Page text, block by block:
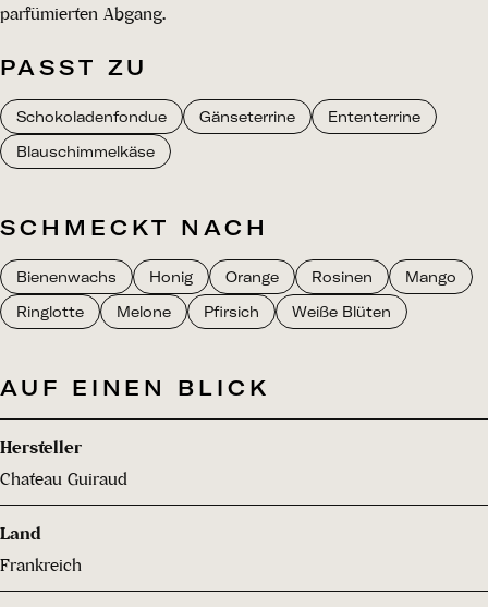
parfümierten Abgang.
PASST ZU
Schokoladenfondue Gänseterrine
Ententerrine
Blauschimmelkäse
SCHMECKT NACH
Bienenwachs Honig Orange Rosinen
Mango
Ringlotte
Melone Pfirsich Weiße Blüten
AUF EINEN BLICK
Hersteller
Chateau Guiraud
Land
Frankreich